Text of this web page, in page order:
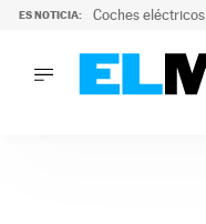
ES NOTICIA: Coches eléctricos